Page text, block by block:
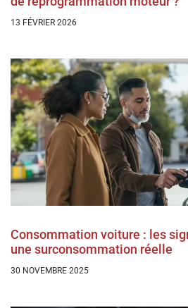
13 FÉVRIER 2026
Consommation voiture : les
une surconsommation réelle
30 NOVEMBRE 2025